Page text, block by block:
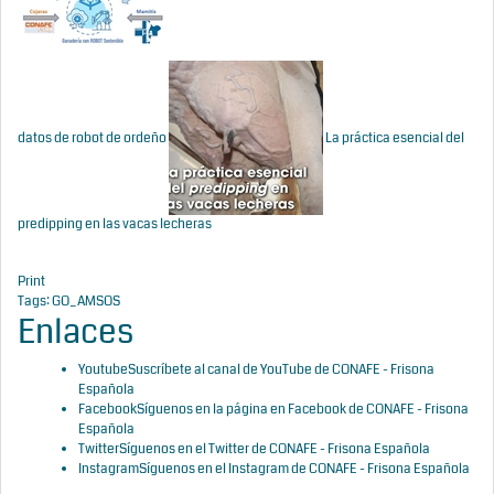
datos de robot de ordeño La práctica esencial del
predipping en las vacas lecheras
Print
Tags:GO_AMSOS
Enlaces
YoutubeSuscríbete al canal de YouTube de CONAFE - Frisona
Española
FacebookSíguenos en la página en Facebook de CONAFE - Frisona
Española
TwitterSíguenos en el Twitter de CONAFE - Frisona Española
InstagramSíguenos en el Instagram de CONAFE - Frisona Española